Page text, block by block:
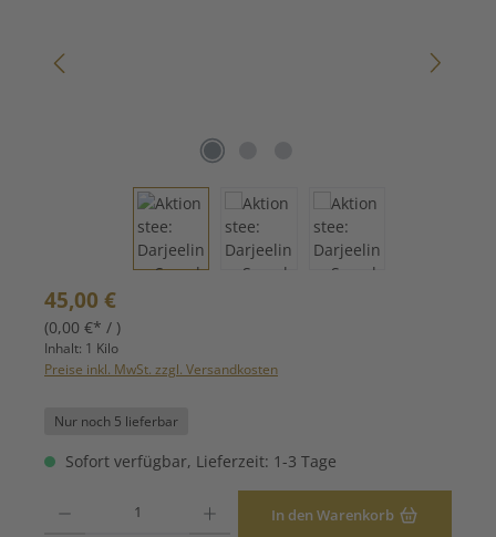
Regulärer Preis:
45,00 €
(0,00 €* / )
Inhalt: 1 Kilo
Preise inkl. MwSt. zzgl. Versandkosten
Nur noch 5 lieferbar
Sofort verfügbar, Lieferzeit: 1-3 Tage
In den Warenkorb